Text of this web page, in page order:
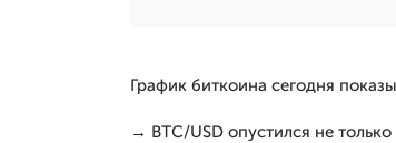
График биткоина сегодня
→ BTC/USD опустился не